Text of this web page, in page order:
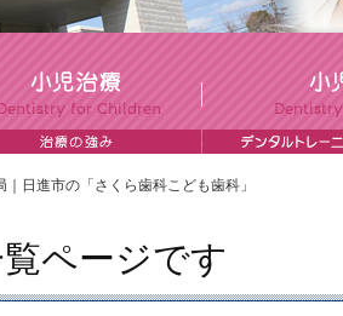
日進市の「さくら歯科こども歯科」
ページです